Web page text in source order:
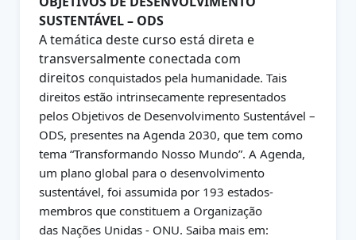
SUSTENTÁVEL – ODS
A temática deste curso está direta e
transversalmente conectada com
direitosconquistados pela humanidade. Tais
direitos estão intrinsecamente representados
pelos Objetivos de Desenvolvimento Sustentável –
ODS, presentes na Agenda 2030, que tem como
tema “Transformando Nosso Mundo”. A Agenda,
um plano global para o desenvolvimento
sustentável, foiassumida por 193 estados-
membros que constituem a Organização
das Nações Unidas - ONU. Saiba mais em: